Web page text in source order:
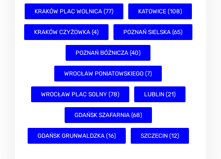
KRAKÓW PLAC WOLNICA (77) KATOWICE (108)
KRAKÓW CZYŻOWKA (4) POZNAŃ SIELSKA (65)
POZNAŃ BÓŻNICZA (40)
WROCŁAW PONIATOWSKIEGO (7)
WROCŁAW PLAC SOLNY (78) LUBLIN (21)
GDAŃSK SZAFARNIA (68)
GDAŃSK GRUNWALDZKA (16) SZCZECIN (12)